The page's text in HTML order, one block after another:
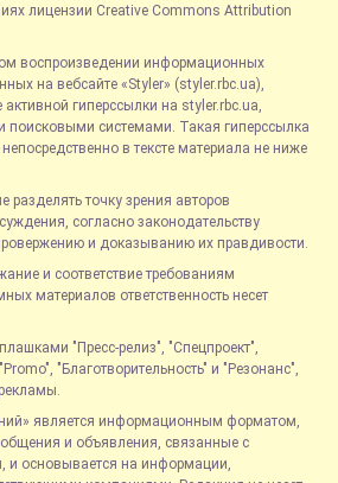
лицензии Creative Commons Attribution
воспроизведении информационных
на вебсайте «Styler» (styler.rbc.ua),
гиперссылки на styler.rbc.ua,
поисковыми системами. Такая гиперссылка
в тексте материала не ниже
разделять точку зрения авторов
согласно законодательству
и доказыванию их правдивости.
и соответствие требованиям
материалов ответственность несет
"Пресс-релиз", "Спецпроект",
"Благотворительность" и "Резонанс",
является информационным форматом,
и объявления, связанные с
и основывается на информации,